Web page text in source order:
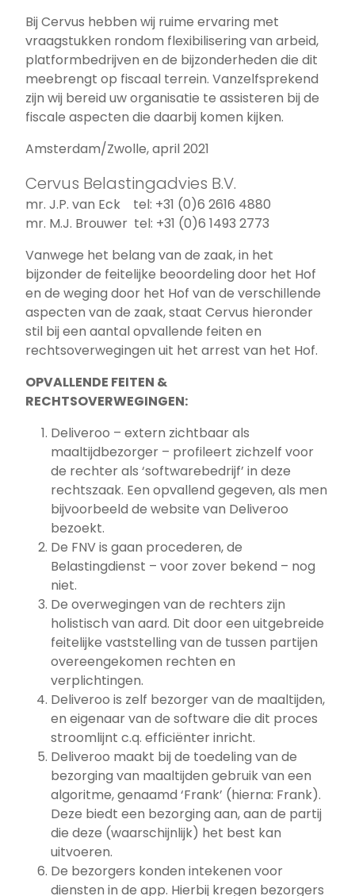
Bij Cervus hebben wij ruime ervaring met
vraagstukken rondom flexibilisering van arbeid,
platformbedrijven en de bijzonderheden die dit
meebrengt op fiscaal terrein. Vanzelfsprekend
zijn wij bereid uw organisatie te assisteren bij de
fiscale aspecten die daarbij komen kijken.
Amsterdam/Zwolle, april 2021
Cervus Belastingadvies B.V.
mr. J.P. van Eck tel: +31 (0)6 2616 4880
mr. M.J. Brouwer tel: +31 (0)6 1493 2773
Vanwege het belang van de zaak, in het
bijzonder de feitelijke beoordeling door het Hof
en de weging door het Hof van de verschillende
aspecten van de zaak, staat Cervus hieronder
stil bij een aantal opvallende feiten en
rechtsoverwegingen uit het arrest van het Hof.
OPVALLENDE FEITEN &
RECHTSOVERWEGINGEN:
Deliveroo – extern zichtbaar als
maaltijdbezorger – profileert zichzelf voor
de rechter als ‘softwarebedrijf’ in deze
rechtszaak. Een opvallend gegeven, als men
bijvoorbeeld de website van Deliveroo
bezoekt.
De FNV is gaan procederen, de
Belastingdienst – voor zover bekend – nog
niet.
De overwegingen van de rechters zijn
holistisch van aard. Dit door een uitgebreide
feitelijke vaststelling van de tussen partijen
overeengekomen rechten en
verplichtingen.
Deliveroo is zelf bezorger van de maaltijden,
en eigenaar van de software die dit proces
stroomlijnt c.q. efficiënter inricht.
Deliveroo maakt bij de toedeling van de
bezorging van maaltijden gebruik van een
algoritme, genaamd ‘Frank’ (hierna: Frank).
Deze biedt een bezorging aan, aan de partij
die deze (waarschijnlijk) het best kan
uitvoeren.
De bezorgers konden intekenen voor
diensten in de app. Hierbij kregen bezorgers